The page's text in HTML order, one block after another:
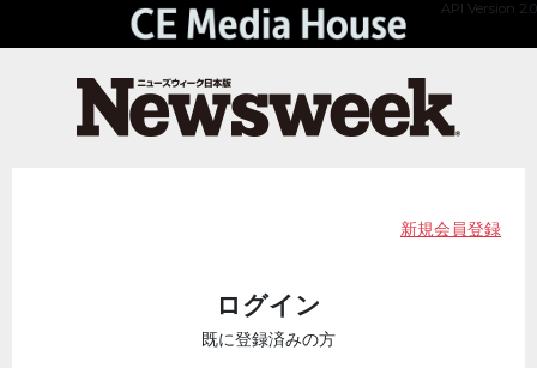
API Version 2.0
新規会員登録
ログイン
既に登録済みの方